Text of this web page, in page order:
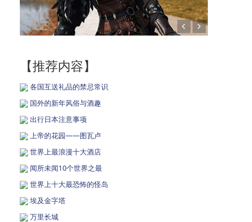
【推荐内容】
各国互送礼品的禁忌常识
国外的新年风俗与酒趣
出行日本注意事项
上帝的花园——图瓦卢
世界上最浪漫十大酒店
闻所未闻10个世界之最
世界上十大最恐怖的怪岛
埃及金字塔
万里长城